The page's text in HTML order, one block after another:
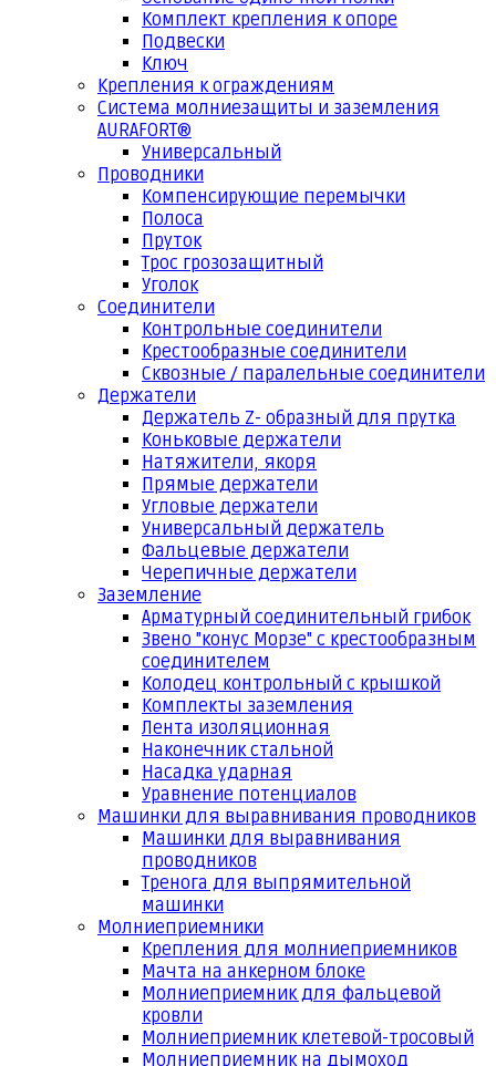
Комплект крепления к опоре
Подвески
Ключ
Крепления к ограждениям
Система молниезащиты и заземления
AURAFORT®
Универсальный
Проводники
Компенсирующие перемычки
Полоса
Пруток
Трос грозозащитный
Уголок
Соединители
Контрольные соединители
Крестообразные соединители
Сквозные / паралельные соединители
Держатели
Держатель Z- образный для прутка
Коньковые держатели
Натяжители, якоря
Прямые держатели
Угловые держатели
Универсальный держатель
Фальцевые держатели
Черепичные держатели
Заземление
Арматурный соединительный грибок
Звено "конус Морзе" с крестообразным
соединителем
Колодец контрольный с крышкой
Комплекты заземления
Лента изоляционная
Наконечник стальной
Насадка ударная
Уравнение потенциалов
Машинки для выравнивания проводников
Машинки для выравнивания
проводников
Тренога для выпрямительной
машинки
Молниеприемники
Крепления для молниеприемников
Мачта на анкерном блоке
Молниеприемник для фальцевой
кровли
Молниеприемник клетевой-тросовый
Молниеприемник на дымоход